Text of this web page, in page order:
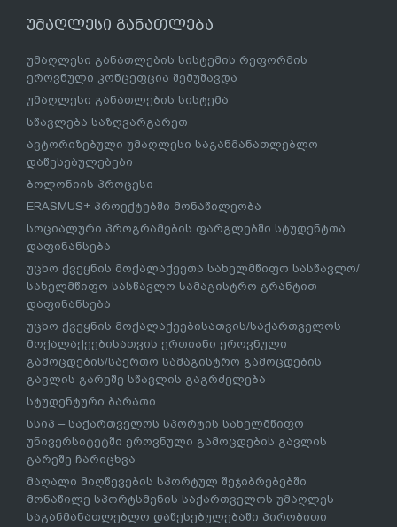
უმაღლესი განათლება
უმაღლესი განათლების სისტემის რეფორმის
ეროვნული კონცეფცია შემუშავდა
უმაღლესი განათლების სისტემა
სწავლება საზღვარგარეთ
ავტორიზებული უმაღლესი საგანმანათლებლო
დაწესებულებები
ბოლონიის პროცესი
ERASMUS+ პროექტებში მონაწილეობა
სოციალური პროგრამების ფარგლებში სტუდენტთა
დაფინანსება
უცხო ქვეყნის მოქალაქეეთა სახელმწიფო სასწავლო/
სახელმწიფო სასწავლო სამაგისტრო გრანტით
დაფინანსება
უცხო ქვეყნის მოქალაქეებისათვის/საქართველოს
მოქალაქეებისათვის ერთიანი ეროვნული
გამოცდების/საერთო სამაგისტრო გამოცდების
გავლის გარეშე სწავლის გაგრძელება
სტუდენტური ბარათი
სსიპ – საქართველოს სპორტის სახელმწიფო
უნივერსიტეტში ეროვნული გამოცდების გავლის
გარეშე ჩარიცხვა
მაღალი მიღწევების სპორტულ შეჯიბრებებში
მონაწილე სპორტსმენის საქართველოს უმაღლეს
საგანმანათლებლო დაწესებულებაში პირობითი